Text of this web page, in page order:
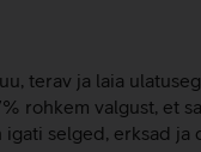
terav ja laia
rohkem valgust,
selged, erksad